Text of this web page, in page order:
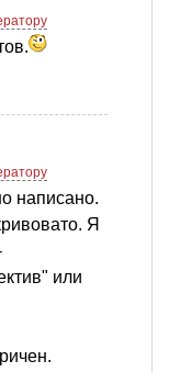
написано.
Я
или